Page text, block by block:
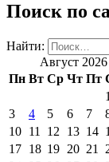
Поиск по
Найти:
Август 2026
Пн Вт Ср Чт Пт
1
3
4 5 6 7
10 11 12 13 14
17 18 19 20 21